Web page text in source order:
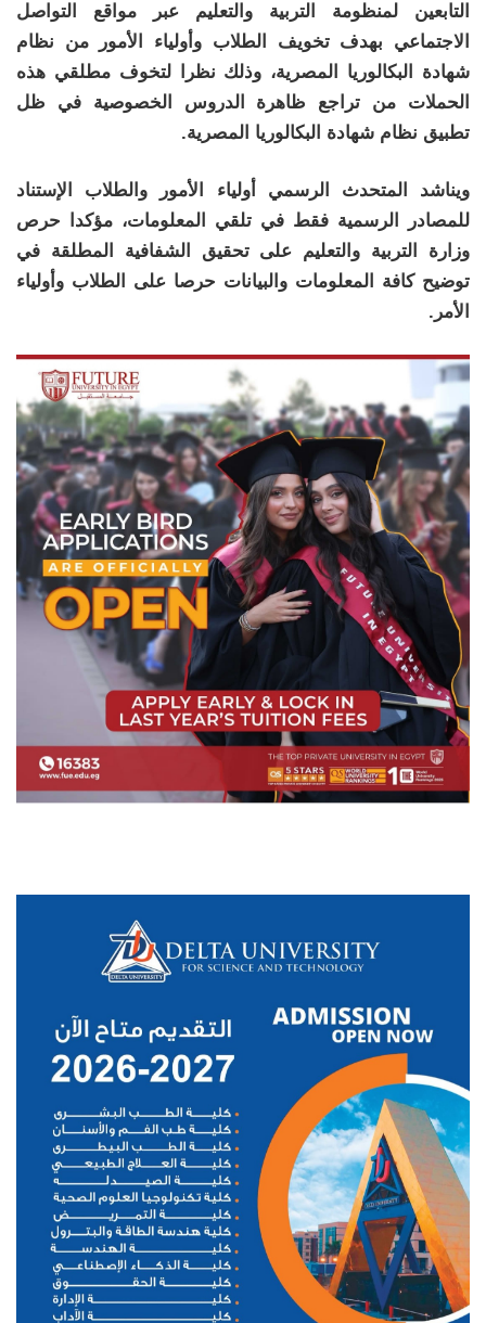
التابعين لمنظومة التربية والتعليم عبر مواقع التواصل
الاجتماعي بهدف تخويف الطلاب وأولياء الأمور من نظام
شهادة البكالوريا المصرية، وذلك نظرا لتخوف مطلقي هذه
الحملات من تراجع ظاهرة الدروس الخصوصية في ظل
تطبيق نظام شهادة البكالوريا المصرية.
ويناشد المتحدث الرسمي أولياء الأمور والطلاب الإستناد
للمصادر الرسمية فقط في تلقي المعلومات، مؤكدا حرص
وزارة التربية والتعليم على تحقيق الشفافية المطلقة في
توضيح كافة المعلومات والبيانات حرصا على الطلاب وأولياء
الأمر.